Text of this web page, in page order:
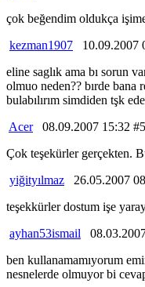
çok beğendim oldukça
kezman1907 10.09.2007
eline saglık ama bı sorun
olmuo neden?? bırde bana
bulabılırım simdiden tşk
Acer08.09.2007 15:32
Çok teşekürler gerçekten.
yiğityılmaz 26.05.2007
teşekkürler dostum işe
ayhan53ismail
ben kullanamamıyorum
nesnelerde olmuyor bi